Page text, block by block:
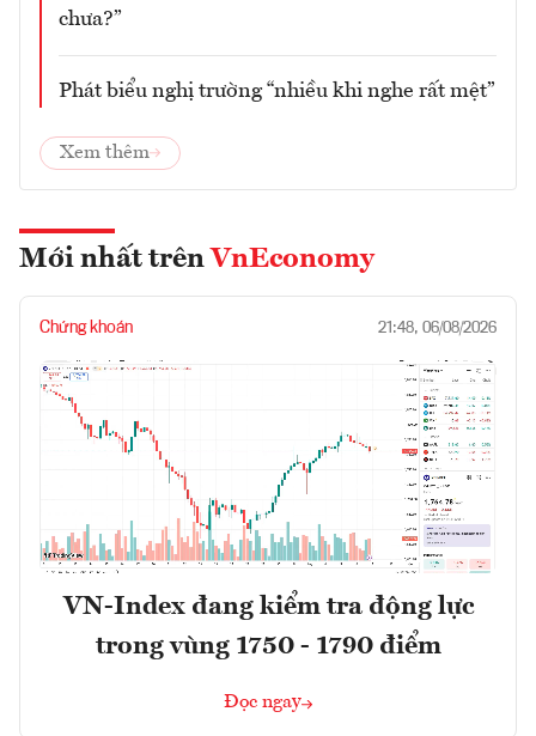
chưa?”
Phát biểu nghị trường “nhiều khi nghe rất mệt”
Xem thêm
Mới nhất trên VnEconomy
Chứng khoán 21:48, 06/08/2026
VN-Index đang kiểm tra động lực
trong vùng 1750 - 1790 điểm
Đọc ngay